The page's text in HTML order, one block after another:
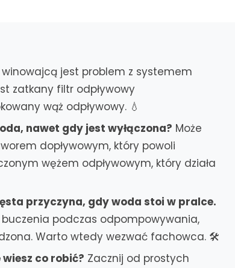
winowajcą jest problem z systemem
zatkany filtr odpływowy
wąż odpływowy. 💧
nawet gdy jest wyłączona? Może
dopływowym, który powoli
wężem odpływowym, który działa
przyczyna, gdy woda stoi w pralce.
podczas odpompowywania,
Warto wtedy wezwać fachowca. 🛠️
co robić? Zacznij od prostych